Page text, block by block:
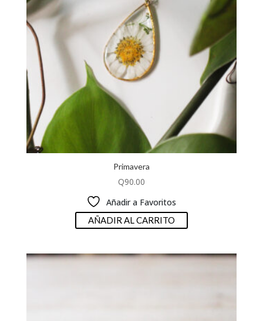
Primavera
Q90.00
Añadir a Favoritos
AÑADIR AL CARRITO